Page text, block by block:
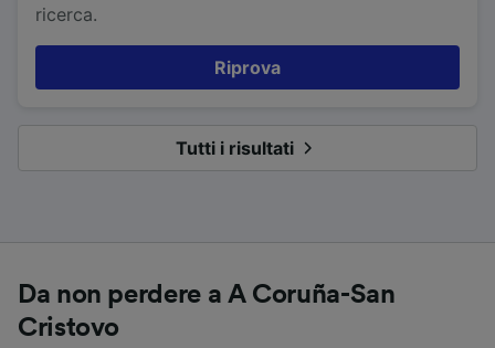
ricerca.
Riprova
Tutti i risultati
Da non perdere a A Coruña-San
Cristovo